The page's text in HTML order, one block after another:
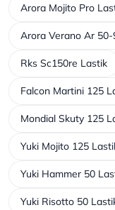
Arora Mojito Pro
Arora Verano Ar
Rks Sc150re Lastik
Falcon Martini 125
Mondial Skuty 125
Yuki Mojito 125
Yuki Hammer 50
Yuki Risotto 50